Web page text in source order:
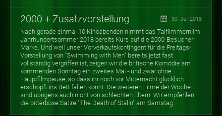
2000 + Zusatzvorstellung 30. Juli 2018
Nach gerade einmal 10 Kinoabenden nimmt das Talflimmern im
Jahrhundertsommer 2018 bereits Kurs auf die 2000-Besucher-
Marke. Und weil unser Vorverkaufskontingent für die Freitags-
Vorstellung von "Swimming with Men" bereits jetzt fast
vollständig vergriffen ist, zeigen wir die britische Komödie am
kommenden Sonntag ein zweites Mal - und zwar ohne
Hauptfilmpause, so dass ihr noch vor Mitternacht glücklich
erschöpft ins Bett fallen könnt. Die weiteren Filme der Woche
sind übrigens auch nicht von schlechten Eltern! Wir empfehlen
die bitterböse Satire "The Death of Stalin" am Samstag.